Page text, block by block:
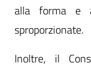
alla forma e
sproporzionate.
Inoltre, il